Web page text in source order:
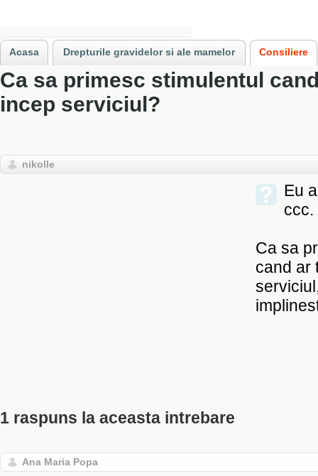
Acasa » Ca sa primesc stimulentul
Ca sa primesc stimulentul
incep serviciul?
nikolle
Eu
ccc.
Ca sa
cand ar
1 raspuns la aceasta intrebare
Ana Maria Popa
Acasa Drepturile gravidelor si ale mamelor Consiliere